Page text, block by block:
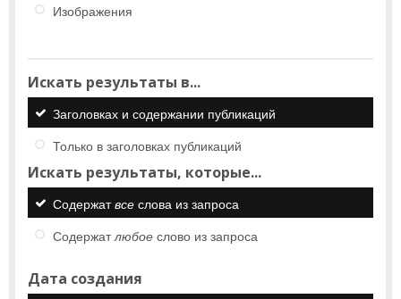
Изображения
Искать результаты в...
Заголовках и содержании публикаций
Только в заголовках публикаций
Искать результаты, которые...
Содержатвсе слова из запроса
Содержатлюбое слово из запроса
Дата создания